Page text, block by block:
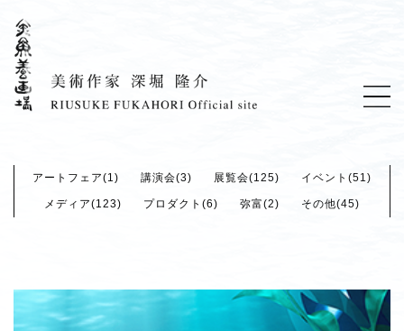
アートフェア(1) 講演会(3) 展覧会(125) イベント(51)
メディア(123) プロダクト(6) 弥富(2) その他(45)